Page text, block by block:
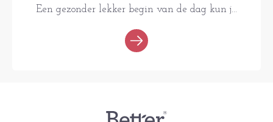
Een gezonder lekker begin van de dag kun j...